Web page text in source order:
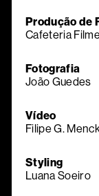
Produção de
Cafeteria
Fotografia
João Guedes
Vídeo
Filipe G.
Styling
Luana Soeiro